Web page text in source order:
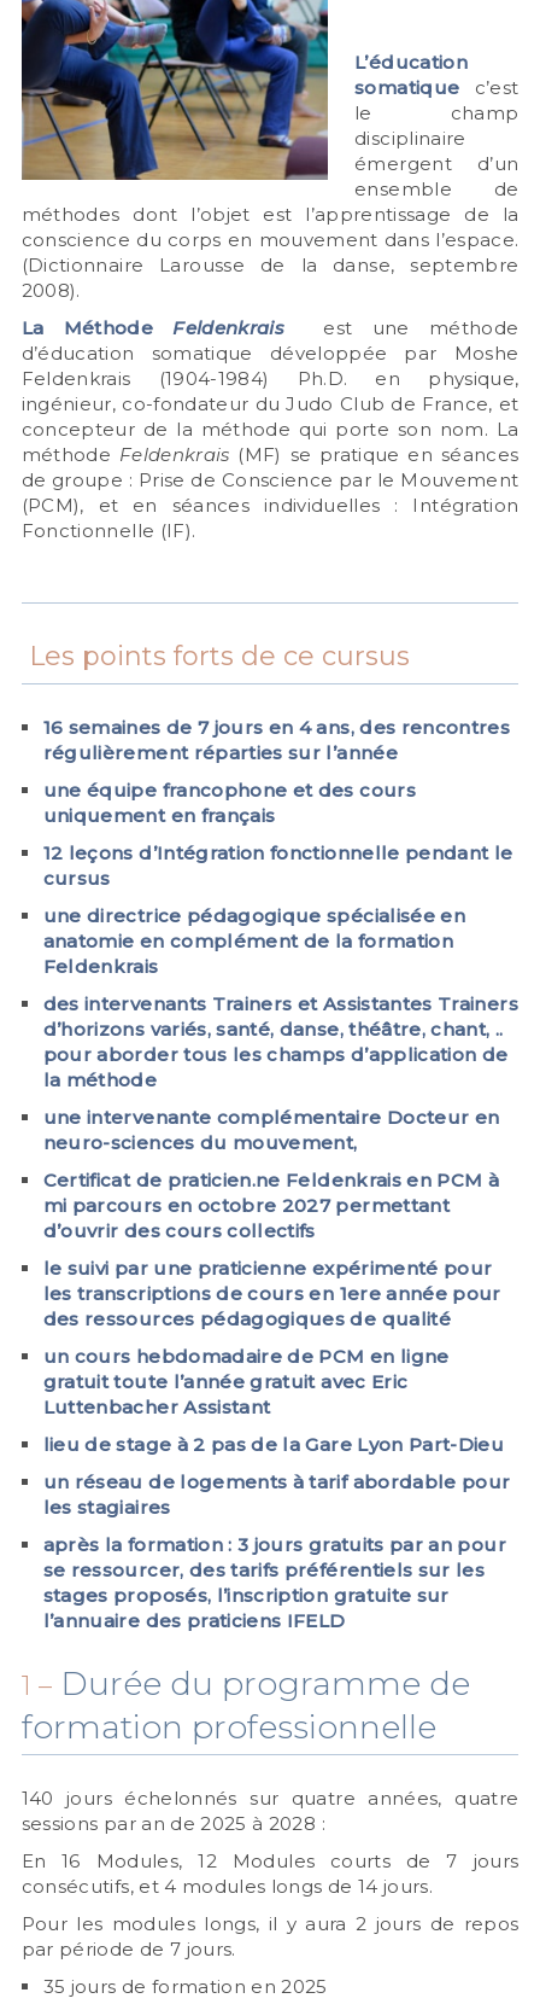
L’éducation
somatique c’est
le champ
disciplinaire
émergent d’un
ensemble de
méthodes dont l’objet est l’apprentissage de la
conscience du corps en mouvement dans l’espace.
(Dictionnaire Larousse de la danse, septembre
2008).
La MéthodeFeldenkrais
est une méthode
d’éducation somatique développée par Moshe
Feldenkrais (1904-1984) Ph.D. en physique,
ingénieur, co-fondateur du Judo Club de France, et
concepteur de la méthode qui porte son nom. La
méthode Feldenkrais (MF) se pratique en séances
de groupe : Prise de Conscience par le Mouvement
(PCM), et en séances individuelles : Intégration
Fonctionnelle (IF).
Les points forts de ce cursus
16 semaines de 7 jours en 4 ans, des rencontres
régulièrement réparties sur l’année
une équipe francophone et des cours
uniquement en français
12 leçons d’Intégration fonctionnelle pendant le
cursus
une directrice pédagogique spécialisée en
anatomie en complément de la formation
Feldenkrais
des intervenants Trainers et Assistantes Trainers
d’horizons variés, santé, danse, théâtre, chant, ..
pour aborder tous les champs d’application de
la méthode
une intervenante complémentaire Docteur en
neuro-sciences du mouvement,
Certificat de praticien.ne Feldenkrais en PCM à
mi parcours en octobre 2027 permettant
d’ouvrir des cours collectifs
le suivi par une praticienne expérimenté pour
les transcriptions de cours en 1ere année pour
des ressources pédagogiques de qualité
un cours hebdomadaire de PCM en ligne
gratuit toute l’année gratuit avec Eric
Luttenbacher Assistant
lieu de stage à 2 pas de la Gare Lyon Part-Dieu
un réseau de logements à tarif abordable pour
les stagiaires
après la formation : 3 jours gratuits par an pour
se ressourcer, des tarifs préférentiels sur les
stages proposés, l’inscription gratuite sur
l’annuaire des praticiens IFELD
1 –Durée du programme de
formation professionnelle
140 jours échelonnés sur quatre années, quatre
sessions par an de 2025 à 2028 :
En 16 Modules, 12 Modules courts de 7 jours
consécutifs, et 4 modules longs de 14 jours.
Pour les modules longs, il y aura 2 jours de repos
par période de 7 jours.
35 jours de formation en 2025